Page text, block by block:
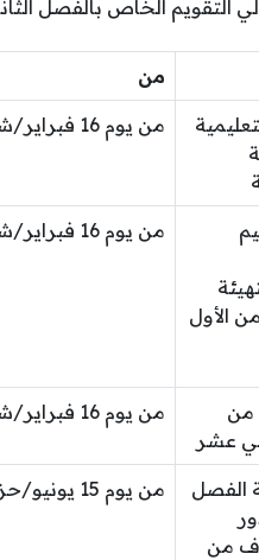
التقويم الخاص بالفصل
من
من يوم 16 فبراير/شباط 2025
الأول
من يوم 16 فبراير/شباط 2025
من
عشر
من يوم 16 فبراير/شباط 2025
الفصل
من
من يوم 15 يونيو/حزيران 2025